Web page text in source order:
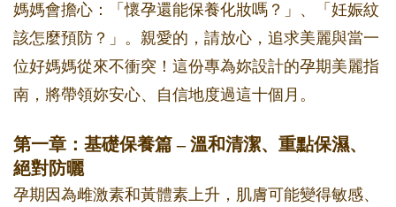
媽媽會擔心：「懷孕還能保養化妝嗎？」、「妊娠紋
該怎麼預防？」。親愛的，請放心，追求美麗與當一
位好媽媽從來不衝突！這份專為妳設計的孕期美麗指
南，將帶領妳安心、自信地度過這十個月。
第一章：基礎保養篇 – 溫和清潔、重點保濕、
絕對防曬
孕期因為雌激素和黃體素上升，肌膚可能變得敏感、